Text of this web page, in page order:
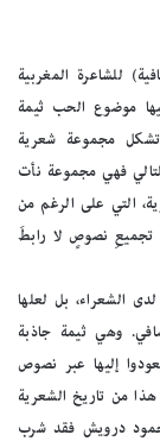
مكتبة سلمى الثقافية) للشاعرة المغربية
موضوع الحب ثيمة
مجموعة شعرية
فهي مجموعة نأت
التي على الرغم من
تجميعِ نصوصٍ لا رابطَ
الشعراء، بل لعلها
وهي ثيمة جاذبة
إليها عبر نصوص
هذا من تاريخ الشعرية
محمود درويش فقد شرب